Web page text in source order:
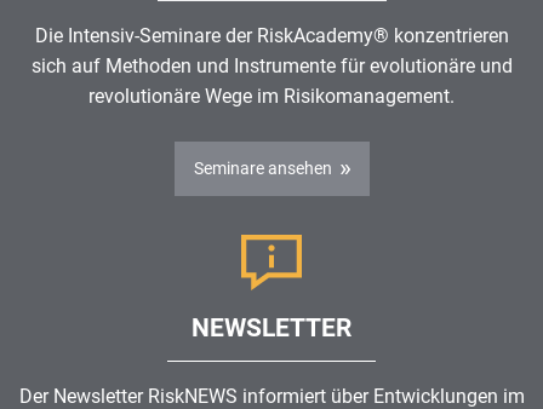
Die Intensiv-Seminare der RiskAcademy® konzentrieren
sich auf Methoden und Instrumente für evolutionäre und
revolutionäre Wege im Risikomanagement.
Seminare ansehen
NEWSLETTER
Der Newsletter RiskNEWS informiert über Entwicklungen im